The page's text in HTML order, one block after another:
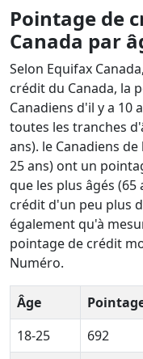
Pointage de
Canada par
Selon Equifax
crédit du Canada, la
Canadiens d'il y a 10
toutes les tranches
ans). le Canadiens
25 ans) ont un
que les plus âgés
crédit d'un peu plus
également qu'à
pointage de crédit
Numéro.
Âge
18-25
692